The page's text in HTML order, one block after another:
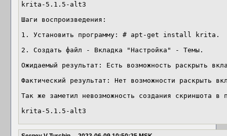
krita-5.1.5-alt3
Шаги воспроизведения:
1. Установить программу: # apt-get install krita.
2. Создать файл - Вкладка "Настройка" - Темы.
Ожидаемый результат: Есть возможность раскрыть
Фактический результат: Нет возможности раскрыть
Так же заметил невозможность создания скриншота в
krita-5.1.5-alt3